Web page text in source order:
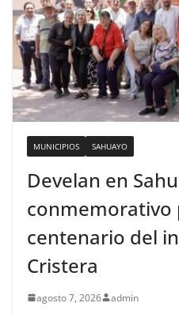
MUNICIPIOS SAHUAYO
Develan en
conmemorativo
centenario del
Cristera
agosto 7, 2026 admin